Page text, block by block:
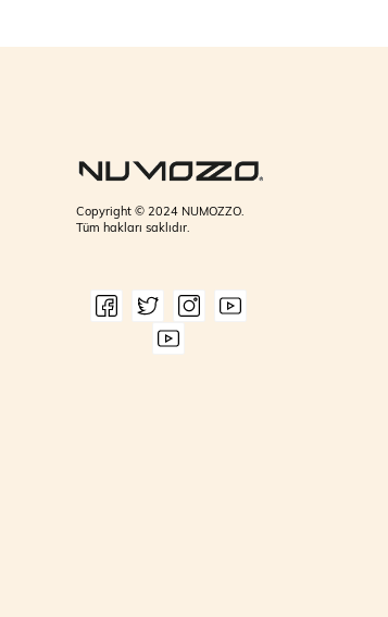
Copyright © 2024 NUMOZZO.
Tüm hakları saklıdır.